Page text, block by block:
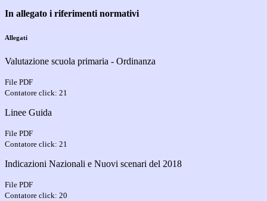
In allegato i riferimenti normativi
Allegati
Valutazione scuola primaria - Ordinanza
File PDF
Contatore click: 21
Linee Guida
File PDF
Contatore click: 21
Indicazioni Nazionali e Nuovi scenari del 2018
File PDF
Contatore click: 20